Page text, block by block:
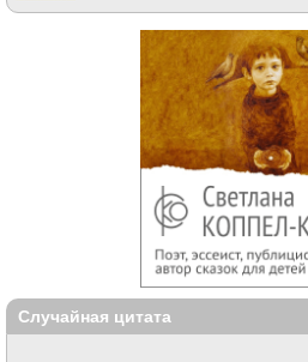
Случайная цитата